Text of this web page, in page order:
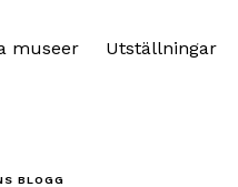
museer Utställningar
BLOGG